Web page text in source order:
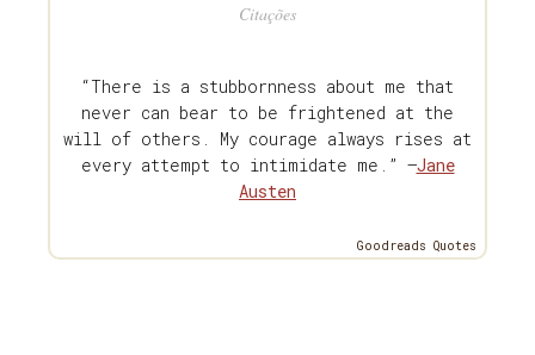
Citações
“There is a stubbornness about me that
never can bear to be frightened at the
will of others. My courage always rises at
every attempt to intimidate me.” —Jane
Austen
Goodreads Quotes